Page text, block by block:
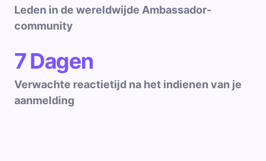
Leden in de wereldwijde Ambassador-
community
7 Dagen
Verwachte reactietijd na het indienen van je
aanmelding